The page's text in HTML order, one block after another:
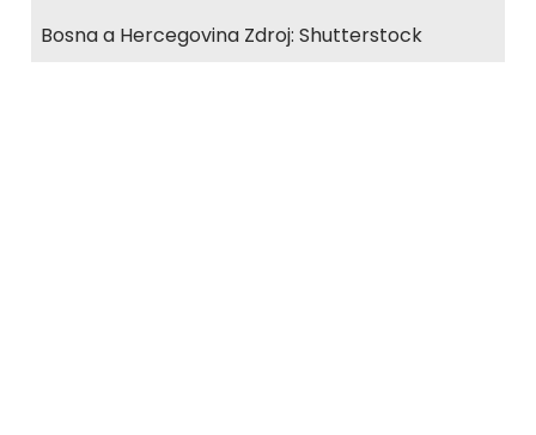
Bosna a Hercegovina Zdroj: Shutterstock